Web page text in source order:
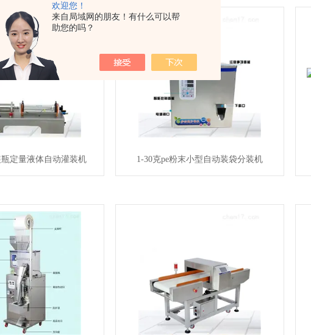
欢迎您！
来自局域网的朋友！有什么可以帮
助您的吗？
定量液体自动灌装机 1-30克pe粉末小型自动装袋分装机